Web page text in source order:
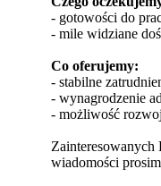
- gotowości do
- mile widziane
Co oferujemy:
- stabilne
- wynagrodzenie
- możliwość
Zainteresowanych
wiadomości